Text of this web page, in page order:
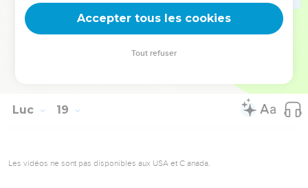
Disant : que veux-tu que je te fasse ? Il répondit :
Seigneur, que je recouvre la vue.
glorifiant Dieu. Et tout le peuple voyant cela, en loua Dieu.
Luc 19
Les vidéos ne sont pas disponibles aux USA et C anada.
Accepter tous les cookies
Tout refuser